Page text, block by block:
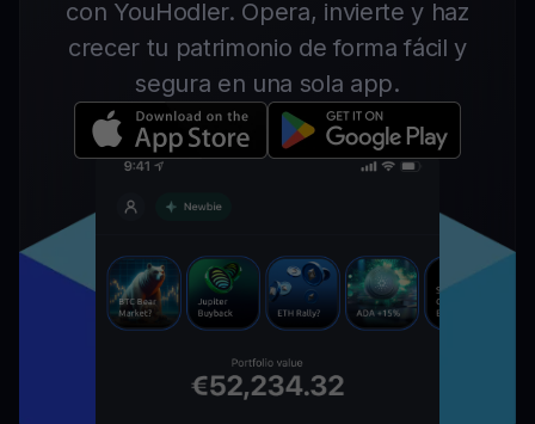
con YouHodler. Opera, invierte y haz
crecer tu patrimonio de forma fácil y
segura en una sola app.